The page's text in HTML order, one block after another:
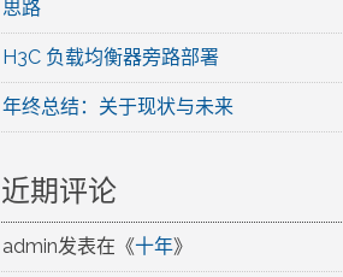
思路
H3C 负载均衡器旁路部署
年终总结：关于现状与未来
近期评论
admin发表在《十年》